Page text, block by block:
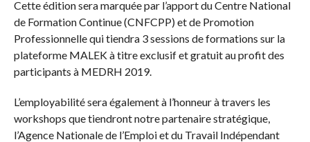
Cette édition sera marquée par l’apport du Centre National
de Formation Continue (CNFCPP) et de Promotion
Professionnelle qui tiendra 3 sessions de formations sur la
plateforme MALEK à titre exclusif et gratuit au profit des
participants à MEDRH 2019.
L’employabilité sera également à l’honneur à travers les
workshops que tiendront notre partenaire stratégique,
l’Agence Nationale de l’Emploi et du Travail Indépendant